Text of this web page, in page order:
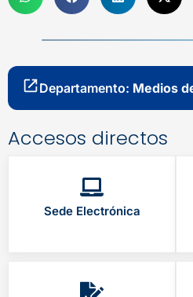
Departamento: Medios
Accesos directos
Sede Electrónica